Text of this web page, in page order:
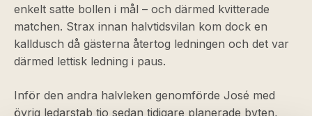
enkelt satte bollen i mål – och därmed kvitterade
matchen. Strax innan halvtidsvilan kom dock en
kalldusch då gästerna återtog ledningen och det var
därmed lettisk ledning i paus.
Inför den andra halvleken genomförde José med
övrig ledarstab tio sedan tidigare planerade byten,